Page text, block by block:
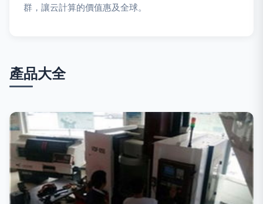
群，讓云計算的價值惠及全球。
產品大全